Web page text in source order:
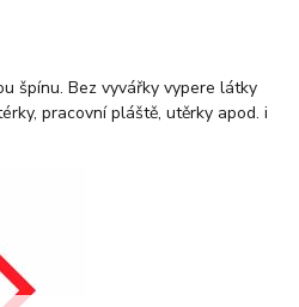
špínu. Bez vyvářky vypere látky
pracovní pláště, utěrky apod. i